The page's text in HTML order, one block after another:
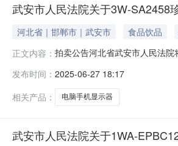
武安市人民法院关于3W-SA2458
河北省｜邯郸市｜武安市 食品饮品
正文内容： 拍卖公告河北省武安市人民法
示页中的市场价仅为平台默认
图片
发布时间： 2025-06-27 18:17
相关产品：
电脑手机显示器
武安市人民法院关于1WA-